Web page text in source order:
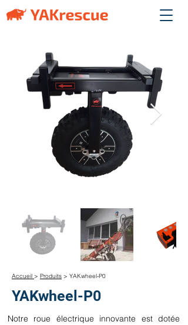
Accueil > Produits > YAKwheel-P0
YAKwheel-P0
Notre roue électrique innovante est dotée